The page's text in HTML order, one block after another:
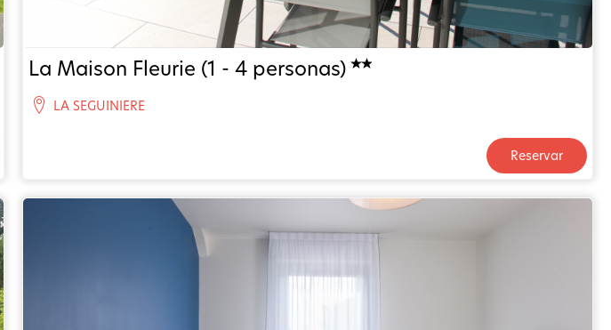
La Maison Fleurie (1 - 4 personas)
LA SEGUINIERE
Reservar